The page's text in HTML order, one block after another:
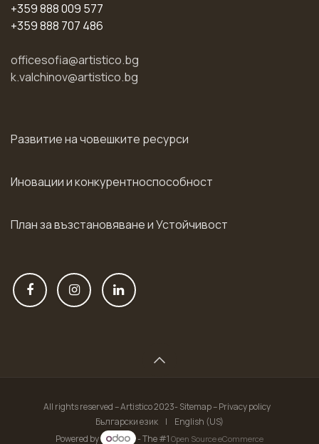
+359 888 009 577
+359 888 707 486
officesofia@artistico.bg
k.valchinov@artistico.bg
Развитие на човешките ресурси
Иновации и конкурентноспособност
План за възстановяване и Устойчивост
All rights reserved – Artistico 2023- Sitemap – Privacy policy
Български език
|
English (US)
Powered by
- The #1Open Source eCommerce